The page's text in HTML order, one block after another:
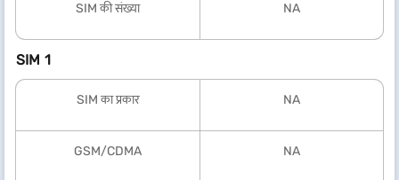
SIM की संख्या NA
SIM 1
SIM का प्रकार NA
GSM/CDMA NA